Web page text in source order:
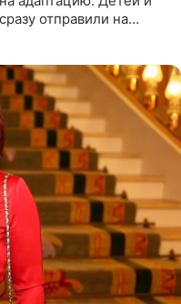
отправили на